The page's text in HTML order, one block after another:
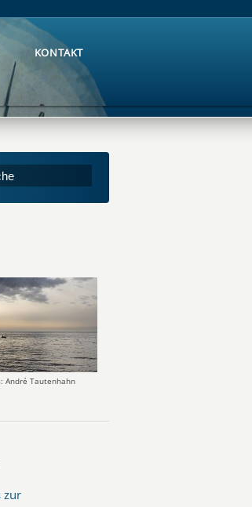
KONTAKT
André Tautenhahn
zur
KONTAKT